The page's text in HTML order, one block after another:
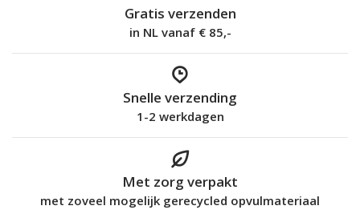
Gratis verzenden
in NL vanaf € 85,-
Snelle verzending
1-2 werkdagen
Met zorg verpakt
met zoveel mogelijk gerecycled opvulmateriaal